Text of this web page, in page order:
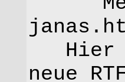
Hier
neue